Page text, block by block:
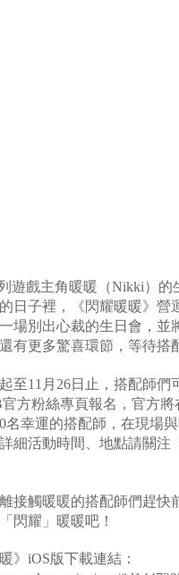
遊戲主角暖暖（Nikki）的
日子裡，《閃耀暖暖》營
場別出心裁的生日會，並
有更多驚喜環節，等待搭
至11月26日止，搭配師們
方粉絲專頁報名，官方將
名幸運的搭配師，在現場
細活動時間、地點請關注
接觸暖暖的搭配師們趕快
閃耀」暖暖吧！
》iOS版下載連結：